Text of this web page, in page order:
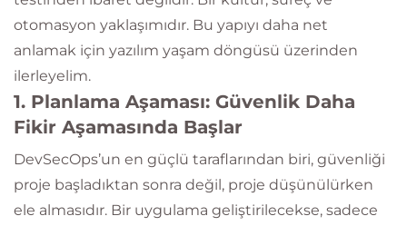
otomasyon yaklaşımıdır. Bu yapıyı daha net
anlamak için yazılım yaşam döngüsü üzerinden
ilerleyelim.
1. Planlama Aşaması: Güvenlik Daha
Fikir Aşamasında Başlar
DevSecOps’un en güçlü taraflarından biri, güvenliği
proje başladıktan sonra değil, proje düşünülürken
ele almasıdır. Bir uygulama geliştirilecekse, sadece